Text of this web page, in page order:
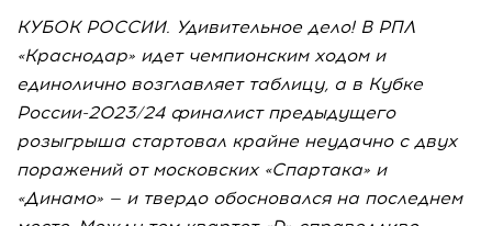
КУБОК РОССИИ. Удивительное дело! В РПЛ
«Краснодар» идет чемпионским ходом и
единолично возглавляет таблицу, а в Кубке
России-2023/24 финалист предыдущего
розыгрыша стартовал крайне неудачно с двух
поражений от московских «Спартака» и
«Динамо» — и твердо обосновался на последнем